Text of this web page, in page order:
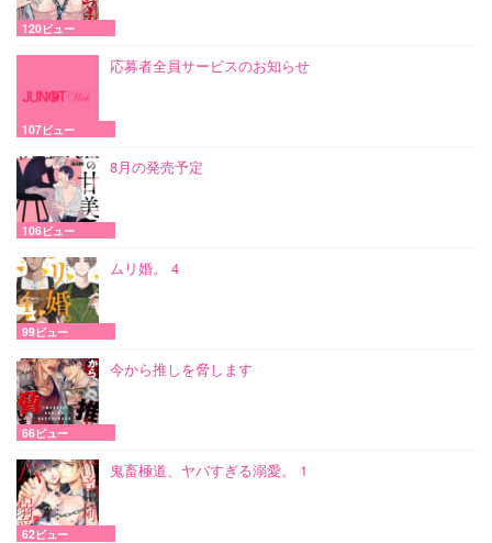
120ビュー
応募者全員サービスのお知らせ
107ビュー
8月の発売予定
106ビュー
ムリ婚。 4
99ビュー
今から推しを脅します
66ビュー
鬼畜極道、ヤバすぎる溺愛。 1
62ビュー